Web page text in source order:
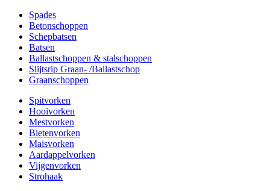
Spades
Betonschoppen
Schepbatsen
Batsen
Ballastschoppen & stalschoppen
Slijtsrip Graan- /Ballastschop
Graanschoppen
Spitvorken
Hooivorken
Mestvorken
Bietenvorken
Maisvorken
Aardappelvorken
Vijgenvorken
Strohaak